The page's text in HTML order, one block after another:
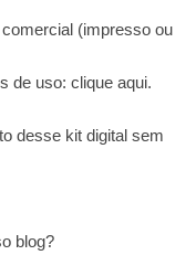
(impresso ou
de uso: clique aqui.
desse kit digital sem
blog?